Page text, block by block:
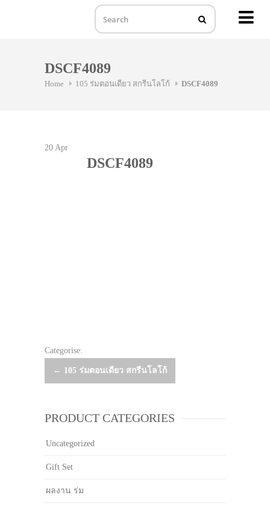
DSCF4089
Home 105 ร่มตอนเดียว สกรีนโลโก้ DSCF4089
20 Apr
DSCF4089
Categorise:
Post
← 105 ร่มตอนเดียว สกรีนโลโก้
PRODUCT CATEGORIES
Uncategorized
Gift Set
ผลงาน ร่ม